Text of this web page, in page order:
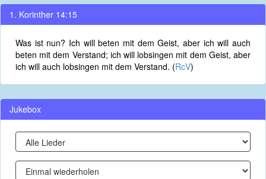
1. Korinther 14:15
Was ist nun? Ich will beten mit dem Geist, aber ich will auch
beten mit dem Verstand; ich will lobsingen mit dem Geist, aber
ich will auch lobsingen mit dem Verstand. (RcV)
Jukebox